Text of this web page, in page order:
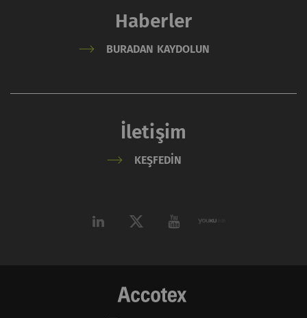
Haberler
BURADAN KAYDOLUN
İletişim
KEŞFEDIN